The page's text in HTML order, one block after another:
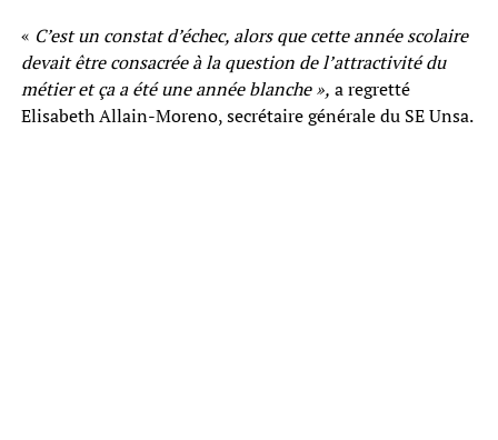
« C’est un constat d’échec, alors que cette année scolaire
devait être consacrée à la question de l’attractivité du
métier et ça a été une année blanche », a regretté
Elisabeth Allain-Moreno, secrétaire générale du SE Unsa.